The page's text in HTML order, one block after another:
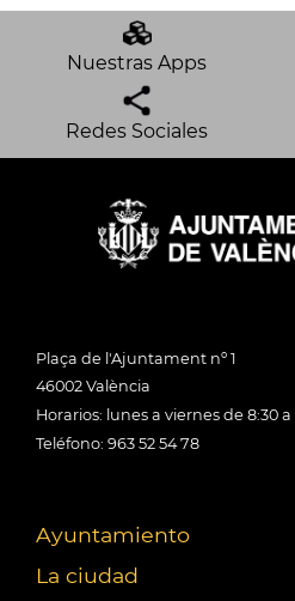
Nuestras Apps
Redes Sociales
Plaça de l'Ajuntament nº 1
46002 València
Horarios: lunes a viernes de 8:30 a
Teléfono: 963 52 54 78
Ayuntamiento
La ciudad